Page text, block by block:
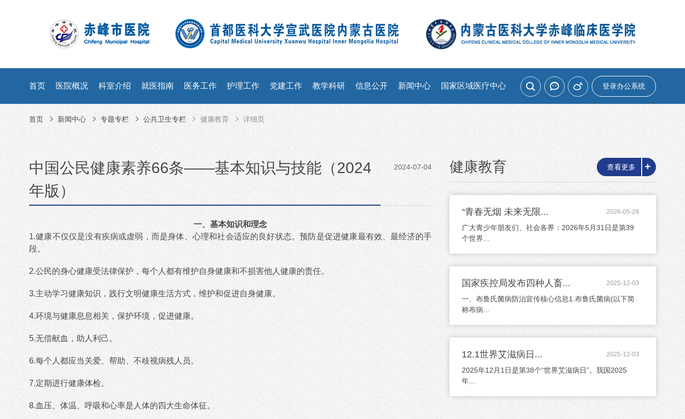
登录办公系统
首页 医院概况 科室介绍 就医指南 医务工作 护理工作 党建工作 教学科研 信息公开 新闻中心 国家区域医疗中心
首页 新闻中心 专题专栏 公共卫生专栏 健康教育 详细页
中国公民健康素养66条——基本知识与技能（2024
年版）
2024-07-04
一、基本知识和理念
1.健康不仅仅是没有疾病或虚弱，而是身体、心理和社会适应的良好状态。预防是促进健康最有效、最经济的手
段。
2.公民的身心健康受法律保护，每个人都有维护自身健康和不损害他人健康的责任。
3.主动学习健康知识，践行文明健康生活方式，维护和促进自身健康。
4.环境与健康息息相关，保护环境，促进健康。
5.无偿献血，助人利己。
6.每个人都应当关爱、帮助、不歧视病残人员。
7.定期进行健康体检。
8.血压、体温、呼吸和心率是人体的四大生命体征。
健康教育 查看更多 +
“青春无烟 未来无限... 2026-05-28
广大青少年朋友们、社会各界：2026年5月31日是第39
个世界...
国家疾控局发布四种人畜... 2025-12-03
一、布鲁氏菌病防治宣传核心信息1.布鲁氏菌病(以下简
称布病...
12.1世界艾滋病日... 2025-12-03
2025年12月1日是第38个“世界艾滋病日”。我国2025
年...